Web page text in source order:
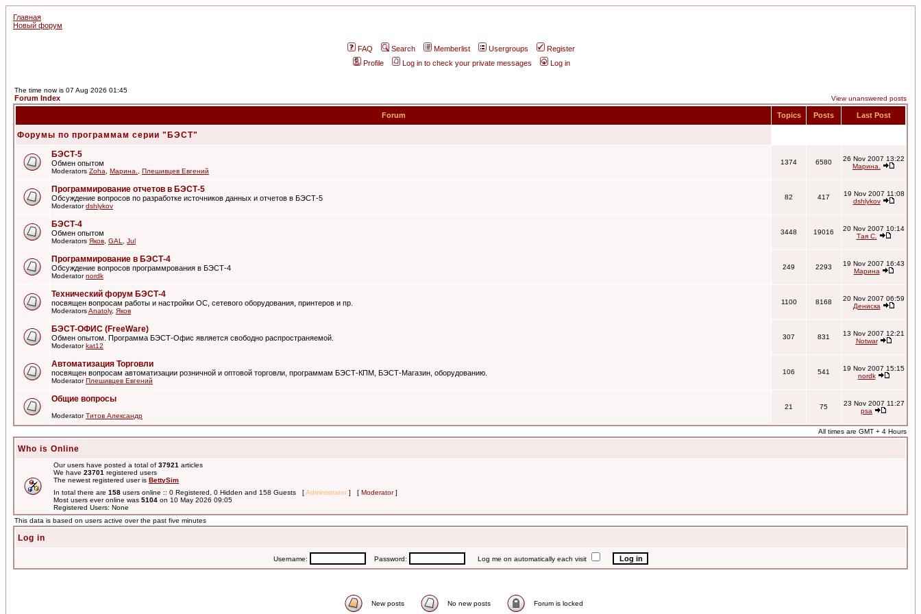
Главная
Новый форум
FAQ Search Memberlist Usergroups
Register
Profile
Log in to check your private messages Log in
The time now is 07 Aug 2026 01:45
Forum Index View unanswered posts
Forum Topics Posts Last Post
Форумы по программам серии "БЭСТ"
БЭСТ-5
Обмен опытом
Moderators Zoha Марина. Плешивцев Евгений
1374 6580
26 Nov 2007 13:22
Марина.
Программирование отчетов в БЭСТ-5
Обсуждение вопросов по разработке источников данных и отчетов в БЭСТ-5
Moderatordshlykov
82 417
19 Nov 2007 11:08
dshlykov
БЭСТ-4
Обмен опытом
Moderators Яков GAL Jul
3448 19016
20 Nov 2007 10:14
Тая С.
Программирование в БЭСТ-4
Обсуждение вопросов программрования в БЭСТ-4
Moderatornordk
249 2293
19 Nov 2007 16:43
Марина
Технический форум БЭСТ-4
посвящен вопросам работы и настройки ОС, сетевого оборудования, принтеров и пр.
ModeratorsAnatoly, Яков
1100 8168
20 Nov 2007 06:59
Дениска
БЭСТ-ОФИС (FreeWare)
Обмен опытом. Программа БЭСТ-Офис является свободно распространяемой.
Moderatorkat12
307 831
13 Nov 2007 12:21
Notwar
Автоматизация Торговли
посвящен вопросам автоматизации розничной и оптовой торговли, программам БЭСТ-КПМ, БЭСТ-Магазин, оборудованию.
ModeratorПлешивцев Евгений
106 541
19 Nov 2007 15:15
nordk
Общие вопросы
ModeratorТитов Александр
21 75
23 Nov 2007 11:27
psa
All times are GMT + 4 Hours
Who is Online
Our users have posted a total of 37921 articles
We have 23701 registered users
The newest registered user is BettySim
In total there are 158 users online :: 0 Registered, 0 Hidden and 158 Guests [Administrator ] [ Moderator]
Most users ever online was 5104 on 10 May 2026 09:05
Registered Users: None
This data is based on users active over the past five minutes
Log in
Username: Password: Log me on automatically each visit
New posts No new posts Forum is locked